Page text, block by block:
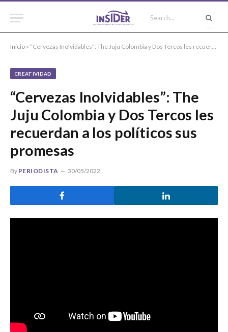
Inicio » “Cervezas Inolvidables”: The Juju Colombia y Dos Tercos les recuerdan a los políticos sus promesas
CREATIVIDAD
“Cervezas Inolvidables”: The
Juju Colombia y Dos Tercos les
recuerdan a los políticos sus
promesas
By PERIODISTA 30/05/2022